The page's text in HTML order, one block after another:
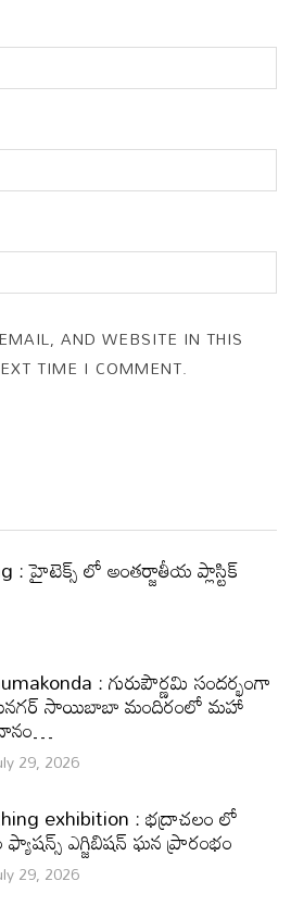
AND WEBSITE IN THIS
TIME I COMMENT.
: హైటెక్స్ లో అంతర్జాతీయ ప్లాస్టిక్
: గురుపౌర్ణమి సందర్భంగా
సాయిబాబా మందిరంలో మహా
29, 2026
exhibition : భద్రాచలం లో
ఎగ్జిబిషన్ ఘన ప్రారంభం
29, 2026